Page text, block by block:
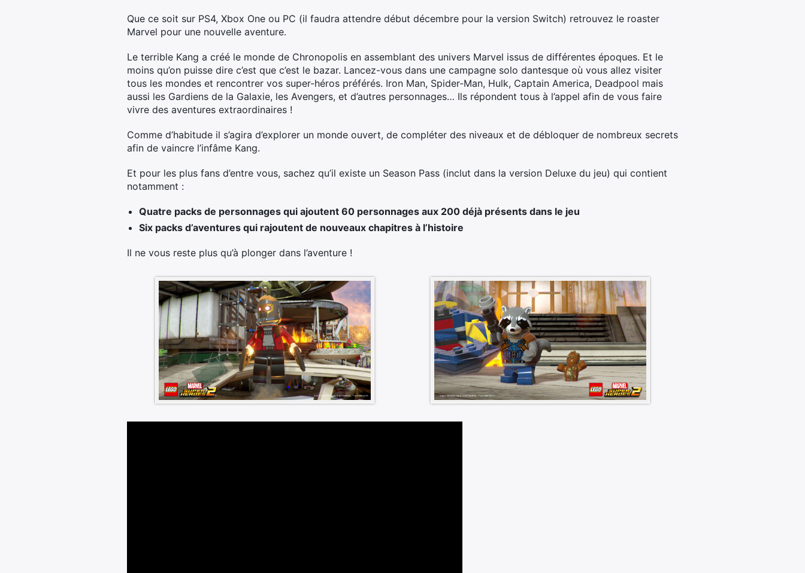
Que ce soit sur PS4, Xbox One ou PC (il faudra attendre début décembre pour la version Switch) retrouvez le roaster
Marvel pour une nouvelle aventure.
Le terrible Kang a créé le monde de Chronopolis en assemblant des univers Marvel issus de différentes époques. Et le
moins qu’on puisse dire c’est que c’est le bazar. Lancez-vous dans une campagne solo dantesque où vous allez visiter
tous les mondes et rencontrer vos super-héros préférés. Iron Man, Spider-Man, Hulk, Captain America, Deadpool mais
aussi les Gardiens de la Galaxie, les Avengers, et d’autres personnages… Ils répondent tous à l’appel afin de vous faire
vivre des aventures extraordinaires !
Comme d’habitude il s’agira d’explorer un monde ouvert, de compléter des niveaux et de débloquer de nombreux secrets
afin de vaincre l’infâme Kang.
Et pour les plus fans d’entre vous, sachez qu’il existe un Season Pass (inclut dans la version Deluxe du jeu) qui contient
notamment :
Quatre packs de personnages qui ajoutent 60 personnages aux 200 déjà présents dans le jeu
Six packs d’aventures qui rajoutent de nouveaux chapitres à l’histoire
Il ne vous reste plus qu’à plonger dans l’aventure !